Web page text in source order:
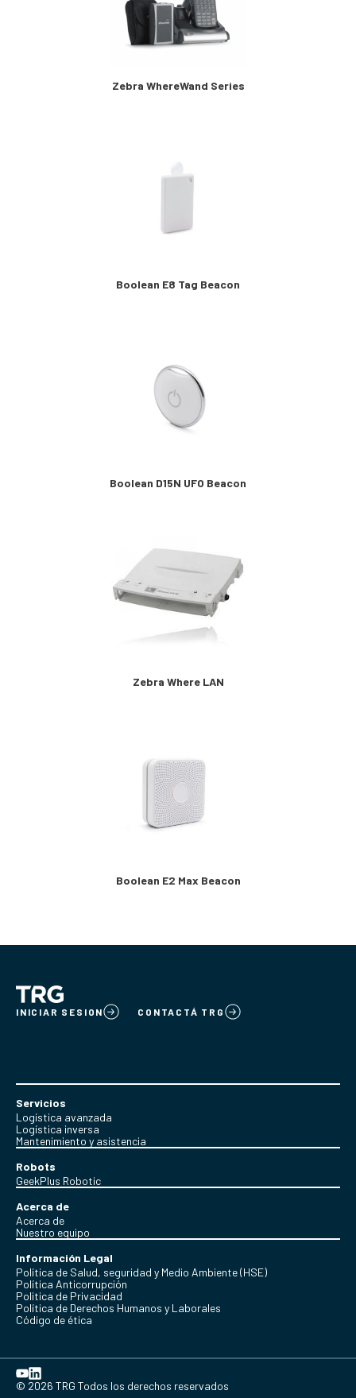
Zebra WhereWand Series
Boolean E8 Tag Beacon
Boolean D15N UFO Beacon
Zebra Where LAN
Boolean E2 Max Beacon
INICIAR SESION CONTACTÁ TRG
Servicios
Logística avanzada
Logística inversa
Mantenimiento y asistencia
Robots
GeekPlus Robotic
Acerca de
Acerca de
Nuestro equipo
Información Legal
Política de Salud, seguridad y Medio Ambiente (HSE)
Política Anticorrupción
Politica de Privacidad
Política de Derechos Humanos y Laborales
Código de ética
© 2026 TRG Todos los derechos reservados